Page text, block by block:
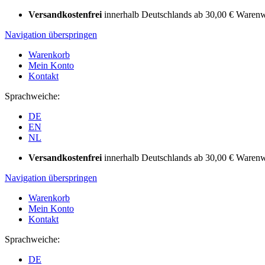
Versandkostenfrei innerhalb Deutschlands ab 30,00 €
Navigation überspringen
Warenkorb
Mein Konto
Kontakt
Sprachweiche:
DE
EN
NL
Versandkostenfrei innerhalb Deutschlands ab 30,00 €
Navigation überspringen
Warenkorb
Mein Konto
Kontakt
Sprachweiche:
DE